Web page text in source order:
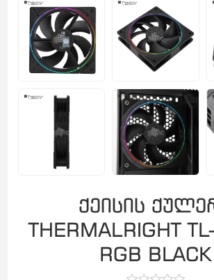
ქეისის
THERMALRIGHT
RGB BLACK